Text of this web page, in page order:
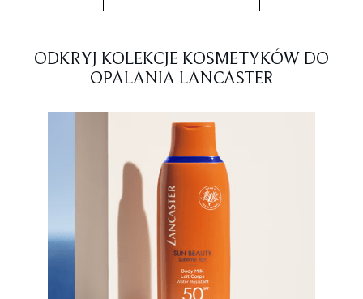
ODKRYJ KOLEKCJE KOSMETYKÓW DO
OPALANIA LANCASTER